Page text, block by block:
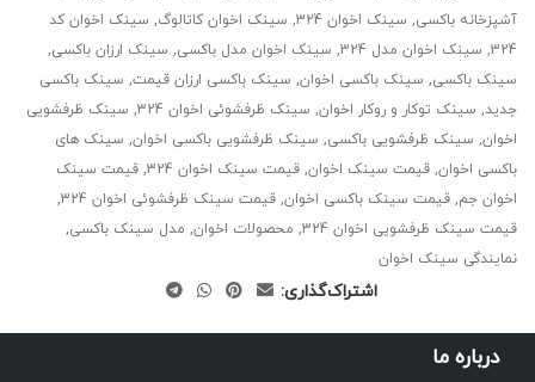
آشپزخانه باکسی, سینک اخوان 324 , سینک اخوان کاتالوگ, سینک اخوان کد
324
, سینک اخوان مدل 324 , سینک اخوان مدل باکسی, سینک ارزان باکسی,
سینک باکسی, سینک باکسی اخوان, سینک باکسی ارزان قیمت, سینک باکسی
جدید, سینک توکار و روکار اخوان, سینک ظرفشوئی اخوان 324 , سینک ظرفشویی
اخوان, سینک ظرفشویی باکسی, سینک ظرفشویی باکسی اخوان, سینک های
باکسی اخوان, قیمت سینک اخوان, قیمت سینک اخوان 324 , قیمت سینک
اخوان جم, قیمت سینک باکسی اخوان, قیمت سینک ظرفشوئی اخوان 324
,
قیمت سینک ظرفشویی اخوان 324
, محصولات اخوان, مدل سینک باکسی,
نمایندگی سینک اخوان
اشتراک‌گذاری:
درباره ما